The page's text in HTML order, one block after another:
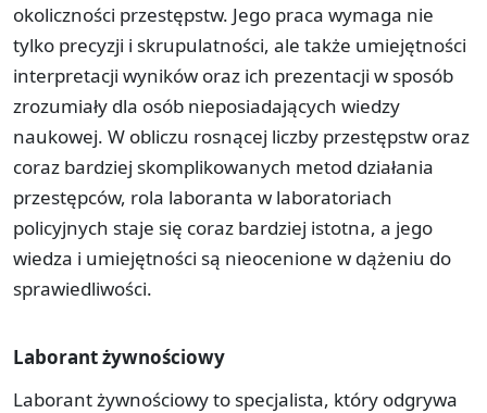
okoliczności przestępstw. Jego praca wymaga nie
tylko precyzji i skrupulatności, ale także umiejętności
interpretacji wyników oraz ich prezentacji w sposób
zrozumiały dla osób nieposiadających wiedzy
naukowej. W obliczu rosnącej liczby przestępstw oraz
coraz bardziej skomplikowanych metod działania
przestępców, rola laboranta w laboratoriach
policyjnych staje się coraz bardziej istotna, a jego
wiedza i umiejętności są nieocenione w dążeniu do
sprawiedliwości.
Laborant żywnościowy
Laborant żywnościowy to specjalista, który odgrywa